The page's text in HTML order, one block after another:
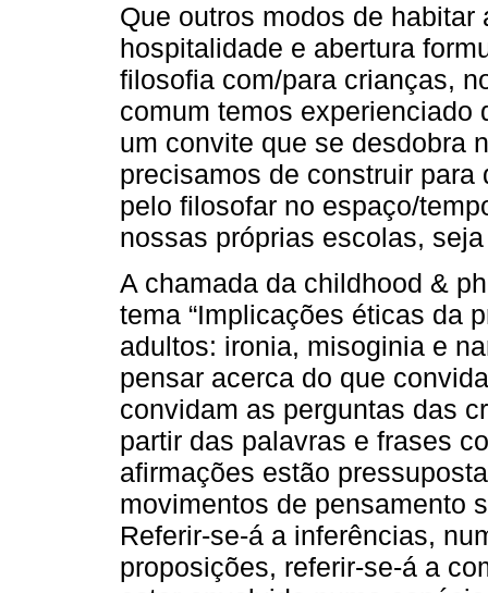
Que outros modos de
hospitalidade e abertura
filosofia com/para crianças,
comum temos experienciado
um convite que se desdobra
precisamos de construir
pelo filosofar no espaço/
nossas próprias escolas,
A chamada da childhood &
tema “Implicações éticas da
adultos: ironia, misoginia e
pensar acerca do que
convidam as perguntas das
partir das palavras e frases
afirmações estão
movimentos de pensamento
Referir-se-á a inferências,
proposições, referir-se-á a